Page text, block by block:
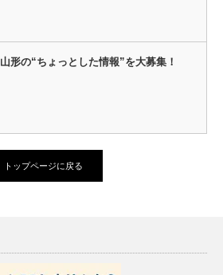
山形の“ちょっとした情報”を大募集！
トップページに戻る